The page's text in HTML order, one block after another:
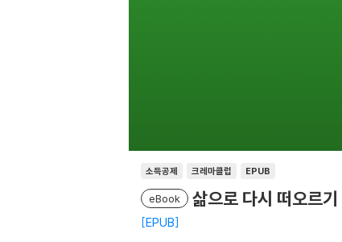
소득공제 크레마클럽 EPUB
eBook 삶으로 다시 떠오르기
EPUB